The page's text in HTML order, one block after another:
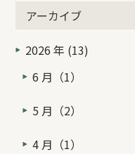
アーカイブ
2026 年 (13)
6 月（1）
5 月（2）
4 月（1）